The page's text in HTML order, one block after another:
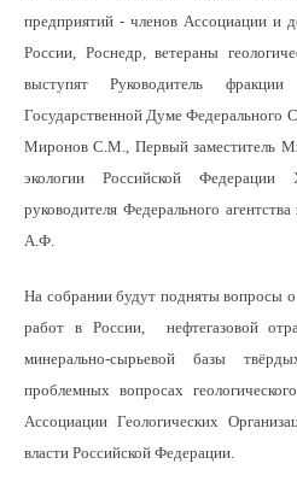
предприятий - членов Ассоциации и
России, Роснедр, ветераны
выступят Руководитель
Государственной Думе Федерального
Миронов С.М., Первый заместитель
экологии Российской
руководителя Федерального
А.Ф.
На собрании будут подняты вопросы о
работ в России, нефтегазовой
минерально-сырьевой базы
проблемных вопросах
Ассоциации Геологических
власти Российской Федерации.